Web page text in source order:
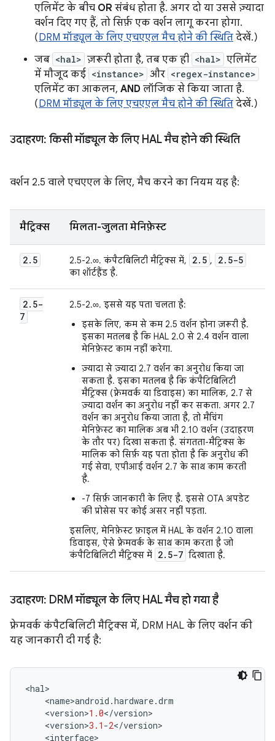
एलिमेंट के बीच OR संबंध होता है. अगर दो या उससे ज़्यादा
वर्शन दिए गए हैं, तो सिर्फ़ एक वर्शन लागू करना होगा.
(DRM मॉड्यूल के लिए एचएएल मैच होने की स्थिति देखें.)
जब <hal> ज़रूरी होता है, तब एक ही <hal> एलिमेंट
में मौजूद कई <instance> और <regex-instance>
एलिमेंट का आकलन, AND लॉजिक से किया जाता है.
(DRM मॉड्यूल के लिए एचएएल मैच होने की स्थिति देखें.)
उदाहरण: किसी मॉड्यूल के लिए HAL मैच होने की स्थिति
वर्शन 2.5 वाले एचएएल के लिए, मैच करने का नियम यह है:
मैट्रिक्स मिलता-जुलता मेनिफ़ेस्ट
2. 5 2.5-2.∞. कंपैटबिलिटी मैट्रिक्स में, 2. 5 , 2. 5-5
का शॉर्टहैंड है.
2. 5-
7
2.5-2.∞. इससे यह पता चलता है:
इसके लिए, कम से कम 2.5 वर्शन होना ज़रूरी है.
इसका मतलब है कि HAL 2.0 से 2.4 वर्शन वाला
मेनिफ़ेस्ट काम नहीं करेगा.
ज़्यादा से ज़्यादा 2.7 वर्शन का अनुरोध किया जा
सकता है. इसका मतलब है कि कंपैटिबिलिटी
मैट्रिक्स (फ़्रेमवर्क या डिवाइस) का मालिक, 2.7 से
ज़्यादा वर्शन का अनुरोध नहीं कर सकता. अगर 2.7
वर्शन का अनुरोध किया जाता है, तो मैचिंग
मेनिफ़ेस्ट का मालिक अब भी 2.10 वर्शन (उदाहरण
के तौर पर) दिखा सकता है. संगतता-मैट्रिक्स के
मालिक को सिर्फ़ यह पता होता है कि अनुरोध की
गई सेवा, एपीआई वर्शन 2.7 के साथ काम करती
है.
-7 सिर्फ़ जानकारी के लिए है. इससे OTA अपडेट
की प्रोसेस पर कोई असर नहीं पड़ता.
इसलिए, मेनिफ़ेस्ट फ़ाइल में HAL के वर्शन 2.10 वाला
डिवाइस, ऐसे फ़्रेमवर्क के साथ काम करता है जो
कंपैटिबिलिटी मैट्रिक्स में 2. 5-7 दिखाता है.
उदाहरण: DRM मॉड्यूल के लिए HAL मैच हो गया है
फ़्रेमवर्क कंपैटबिलिटी मैट्रिक्स में, DRM HAL के लिए वर्शन की
यह जानकारी दी गई है:
<hal>
<name>android .hardware.drm
<version>1.0</version>
<version>3.1 -2</version>
<interface>